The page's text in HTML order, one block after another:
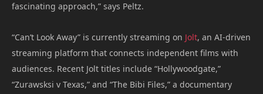
fascinating approach,” says Peltz.
“Can’t Look Away” is currently streaming on Jolt, an AI-driven
streaming platform that connects independent films with
audiences. Recent Jolt titles include “Hollywoodgate,”
“Zurawsksi v Texas,” and “The Bibi Files,” a documentary